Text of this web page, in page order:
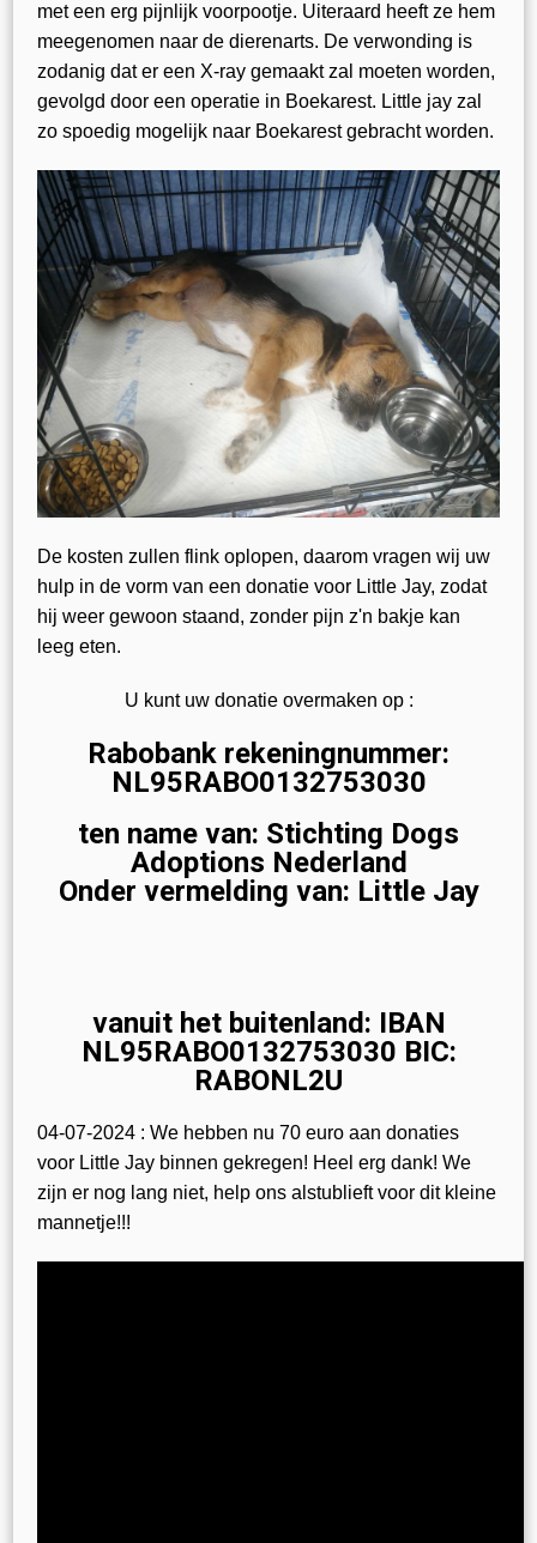
met een erg pijnlijk voorpootje. Uiteraard heeft ze hem
meegenomen naar de dierenarts. De verwonding is
zodanig dat er een X-ray gemaakt zal moeten worden,
gevolgd door een operatie in Boekarest. Little jay zal
zo spoedig mogelijk naar Boekarest gebracht worden.
De kosten zullen flink oplopen, daarom vragen wij uw
hulp in de vorm van een donatie voor Little Jay, zodat
hij weer gewoon staand, zonder pijn z'n bakje kan
leeg eten.
U kunt uw donatie overmaken op :
Rabobank rekeningnummer:
NL95RABO0132753030
ten name van: Stichting Dogs
Adoptions Nederland
Onder vermelding van: Little Jay
vanuit het buitenland: IBAN
NL95RABO0132753030 BIC:
RABONL2U
04-07-2024 : We hebben nu 70 euro aan donaties
voor Little Jay binnen gekregen! Heel erg dank! We
zijn er nog lang niet, help ons alstublieft voor dit kleine
mannetje!!!